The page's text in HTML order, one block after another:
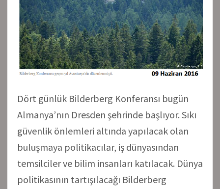
Dört günlük Bilderberg Konferansı bugün
Almanya’nın Dresden şehrinde başlıyor. Sıkı
güvenlik önlemleri altında yapılacak olan
buluşmaya politikacılar, iş dünyasından
temsilciler ve bilim insanları katılacak. Dünya
politikasının tartışılacağı Bilderberg